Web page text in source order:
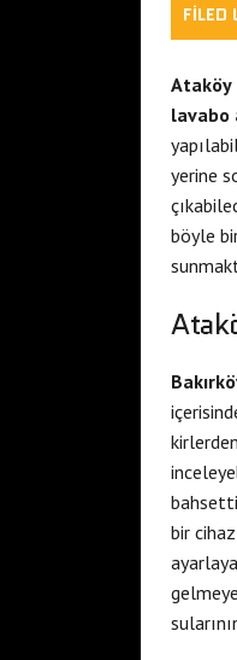
FILED
Ataköy
lavabo
yerine
böyle
bir